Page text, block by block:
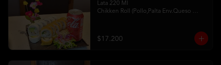
Lata 220 Ml
Chikken Roll (Pollo,Palta Env.Queso
Crema ,Cebollin Env Tempura)
2Palitos -1  Soya -1 Unagui
$17.200